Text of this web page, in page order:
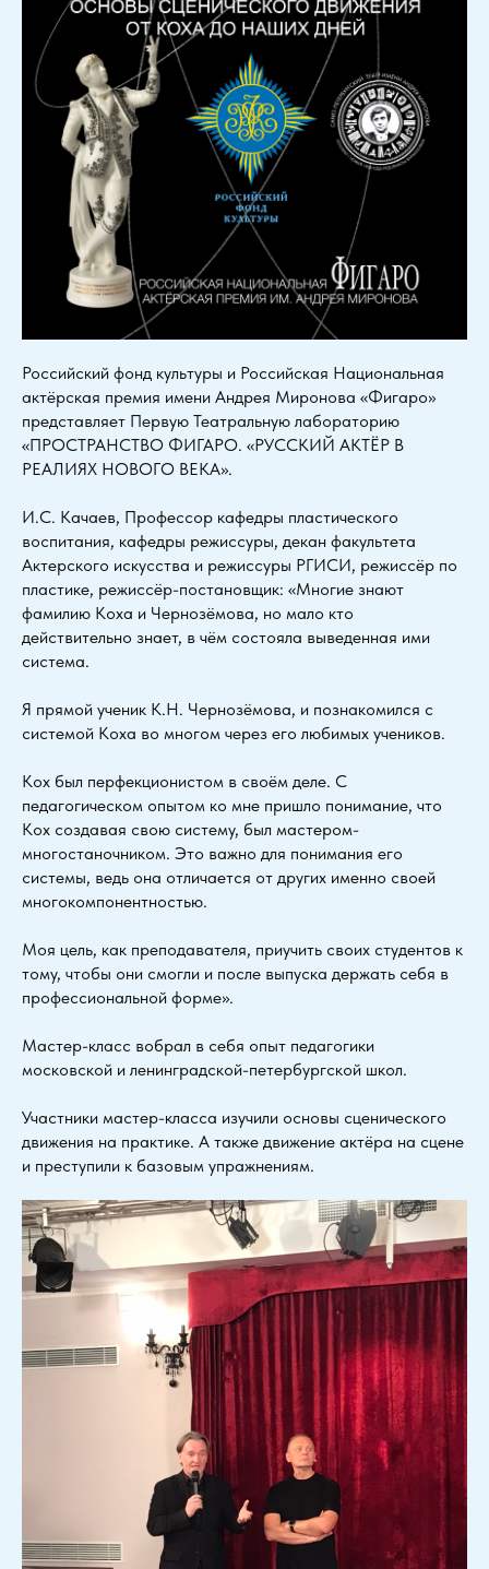
Российский фонд культуры и Российская Национальная
актёрская премия имени Андрея Миронова «Фигаро»
представляет Первую Театральную лабораторию
«ПРОСТРАНСТВО ФИГАРО. «РУССКИЙ АКТЁР В
РЕАЛИЯХ НОВОГО ВЕКА».
И.С. Качаев, Профессор кафедры пластического
воспитания, кафедры режиссуры, декан факультета
Актерского искусства и режиссуры РГИСИ, режиссёр по
пластике, режиссёр-постановщик: «Многие знают
фамилию Коха и Чернозёмова, но мало кто
действительно знает, в чём состояла выведенная ими
система.
Я прямой ученик К.Н. Чернозёмова, и познакомился с
системой Коха во многом через его любимых учеников.
Кох был перфекционистом в своём деле. С
педагогическом опытом ко мне пришло понимание, что
Кох создавая свою систему, был мастером-
многостаночником. Это важно для понимания его
системы, ведь она отличается от других именно своей
многокомпонентностью.
Моя цель, как преподавателя, приучить своих студентов к
тому, чтобы они смогли и после выпуска держать себя в
профессиональной форме».
Мастер-класс вобрал в себя опыт педагогики
московской и ленинградской-петербургской школ.
Участники мастер-класса изучили основы сценического
движения на практике. А также движение актёра на сцене
и преступили к базовым упражнениям.